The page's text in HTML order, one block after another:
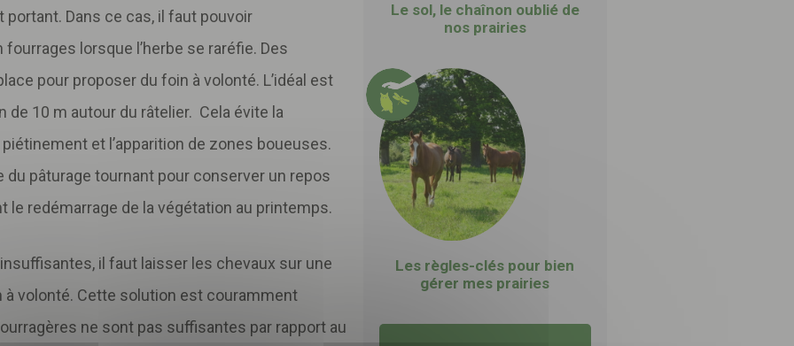
Dans ce cas, il faut pouvoir
lorsque l’herbe se raréfie. Des
pour proposer du foin à volonté. L’idéal est
de 10 m autour du râtelier. Cela évite la
et l’apparition de zones boueuses.
du pâturage tournant pour conserver un repos
le redémarrage de la végétation au printemps.
il faut laisser les chevaux sur une
à volonté. Cette solution est couramment
ne sont pas suffisantes par rapport au
Le sol, le chaînon oublié de
nos prairies
Les règles-clés pour bien
gérer mes prairies
vous newsletter mensuelle
notre actualité et lesbonnes pratiques
Télécharger votre fichier